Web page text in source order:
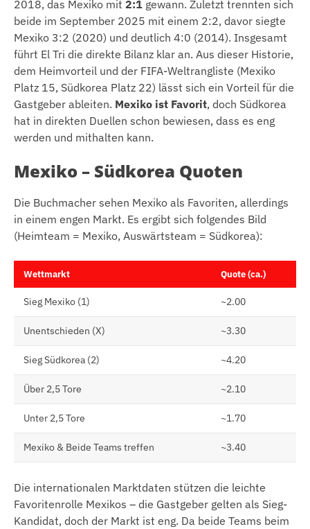
2018, das Mexiko mit 2:1 gewann. Zuletzt trennten sich
beide im September 2025 mit einem 2:2, davor siegte
Mexiko 3:2 (2020) und deutlich 4:0 (2014). Insgesamt
führt El Tri die direkte Bilanz klar an. Aus dieser Historie,
dem Heimvorteil und der FIFA-Weltrangliste (Mexiko
Platz 15, Südkorea Platz 22) lässt sich ein Vorteil für die
Gastgeber ableiten. Mexiko ist Favorit, doch Südkorea
hat in direkten Duellen schon bewiesen, dass es eng
werden und mithalten kann.
Mexiko – Südkorea Quoten
Die Buchmacher sehen Mexiko als Favoriten, allerdings
in einem engen Markt. Es ergibt sich folgendes Bild
(Heimteam = Mexiko, Auswärtsteam = Südkorea):
Wettmarkt Quote (ca.)
Sieg Mexiko (1) ~2.00
Unentschieden (X) ~3.30
Sieg Südkorea (2) ~4.20
Über 2,5 Tore ~2.10
Unter 2,5 Tore ~1.70
Mexiko & Beide Teams treffen ~3.40
Die internationalen Marktdaten stützen die leichte
Favoritenrolle Mexikos – die Gastgeber gelten als Sieg-
Kandidat, doch der Markt ist eng. Da beide Teams beim